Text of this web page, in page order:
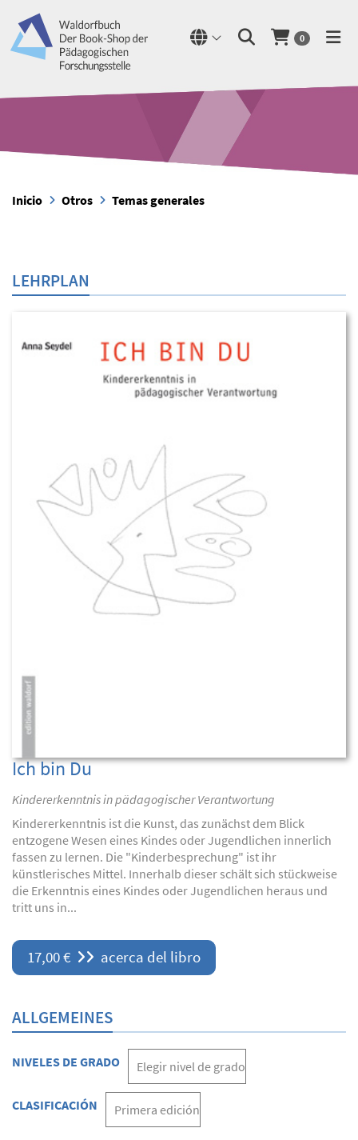
0
Inicio Otros Temas generales
LEHRPLAN
Ich bin Du
Kindererkenntnis in pädagogischer Verantwortung
Kindererkenntnis ist die Kunst, das zunächst dem Blick
entzogene Wesen eines Kindes oder Jugendlichen innerlich
fassen zu lernen. Die "Kinderbesprechung" ist ihr
künstlerisches Mittel. Innerhalb dieser schält sich stückweise
die Erkenntnis eines Kindes oder Jugendlichen heraus und
tritt uns in...
17,00 € acerca del libro
ALLGEMEINES
NIVELES DE GRADO
CLASIFICACIÓN